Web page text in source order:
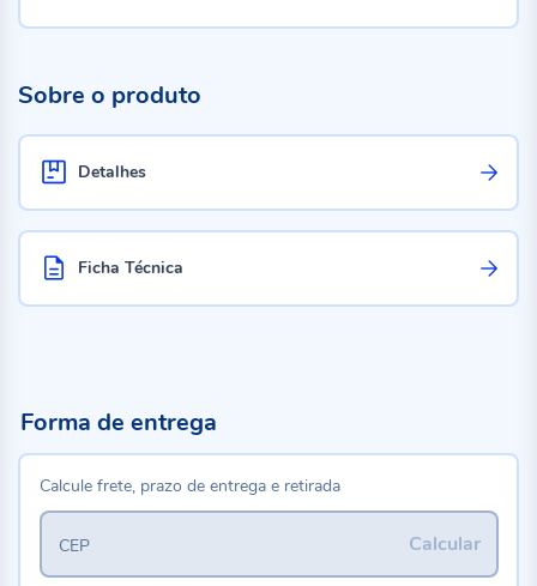
Sobre o produto
Detalhes
Ficha Técnica
Forma de entrega
Calcule frete, prazo de entrega e retirada
Calcular
CEP